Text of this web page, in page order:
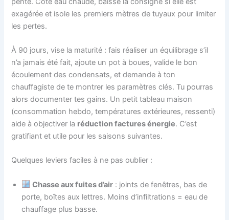
exagérée et isole les premiers mètres de tuyaux pour limiter
les pertes.
À 90 jours, vise la maturité : fais réaliser un équilibrage s’il
n’a jamais été fait, ajoute un pot à boues, valide le bon
écoulement des condensats, et demande à ton
chauffagiste de te montrer les paramètres clés. Tu pourras
alors documenter tes gains. Un petit tableau maison
(consommation hebdo, températures extérieures, ressenti)
aide à objectiver la réduction factures énergie. C’est
gratifiant et utile pour les saisons suivantes.
Quelques leviers faciles à ne pas oublier :
Chasse aux fuites d’air : joints de fenêtres, bas de
porte, boîtes aux lettres. Moins d’infiltrations = eau de
chauffage plus basse.